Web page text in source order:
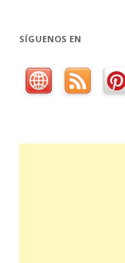
r
:
SÍGUENOS EN